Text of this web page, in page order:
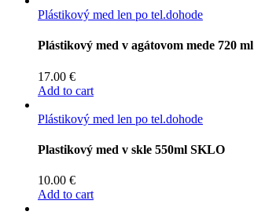
Plástikový med len po tel.dohode
Plástikový med v agátovom mede 720 ml
17.00 €
Add to cart
Plástikový med len po tel.dohode
Plastikový med v skle 550ml SKLO
10.00 €
Add to cart